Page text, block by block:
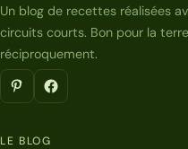
Un blog de recettes réalisées
circuits courts. Bon pour la
réciproquement.
LE BLOG